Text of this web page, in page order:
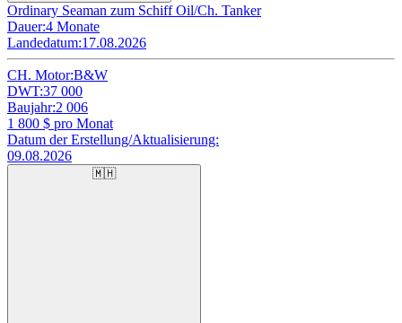
Ordinary Seaman zum Schiff Oil/Ch. Tanker
Dauer:4 Monate
Landedatum:17.08.2026
CH. Motor:B&W
DWT:37 000
Baujahr:2 006
1 800 $ pro Monat
Datum der Erstellung/Aktualisierung:
09.08.2026
🇲🇭